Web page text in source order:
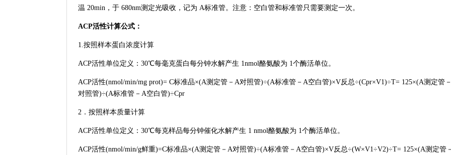
温 20min，于 680nm测定光吸收，记为 A标准管。注意：空白管和标准管只需要测定一次。
ACP活性计算公式：
1.按照样本蛋白浓度计算
ACP活性单位定义：30℃每毫克蛋白每分钟水解产生 1nmol酪氨酸为 1个酶活单位。
ACP活性(nmol/min/mg prot)= C标准品×(A测定管－A对照管)÷(A标准管－A空白管)×V反总÷(Cpr×V1)÷T= 125×(A测定管
对照管)÷(A标准管－A空白管)÷Cpr
2．按照样本质量计算
ACP活性单位定义：30℃每克样品每分钟催化水解产生 1 nmol酪氨酸为 1个酶活单位。
ACP活性(nmol/min/g鲜重)=C标准品×(A测定管－A对照管)÷(A标准管－A空白管)×V反总÷(W×V1÷V2)÷T= 125×(A测定管